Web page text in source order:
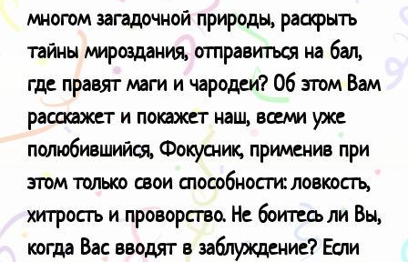
многом загадочной природы, раскрыть
тайны мироздания, отправиться на бал,
где правят маги и чародеи? Об этом Вам
расскажет и покажет наш, всеми уже
полюбившийся, Фокусник, применив при
этом только свои способности: ловкость,
хитрость и проворство. Не боитесь ли Вы,
когда Вас вводят в заблуждение? Если